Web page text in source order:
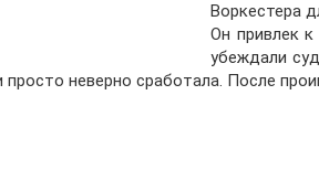
Воркестера
Он привлек
убеждали
просто неверно сработала. После